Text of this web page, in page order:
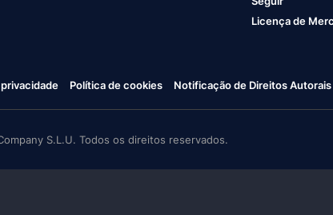
Licença de
Política de cookies Notificação de Direitos Autorais
S.L.U. Todos os direitos reservados.